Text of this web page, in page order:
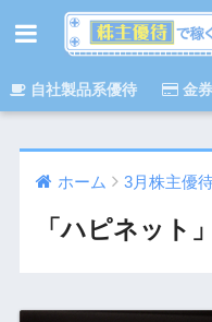
自社製品系優待 金
ホーム 3月株主優
「ハピネット